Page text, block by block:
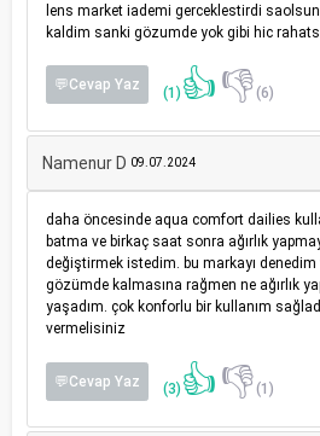
lens market iademi gerceklestirdi
kaldim sanki gözumde yok gibi hic
💬Cevap Yaz (1) 👍👎(6)
Namenur D 09.07.2024
daha öncesinde aqua comfort dailies
batma ve birkaç saat sonra ağırlık
değiştirmek istedim. bu markayı denedim
gözümde kalmasına rağmen ne ağırlık
yaşadım. çok konforlu bir kullanım
vermelisiniz
💬Cevap Yaz (3) 👍👎(1)